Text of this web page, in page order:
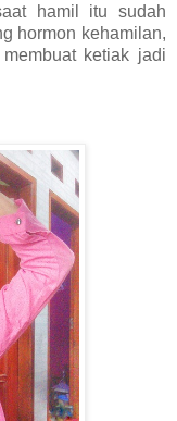
hamil itu sudah
hormon kehamilan,
ketiak jadi